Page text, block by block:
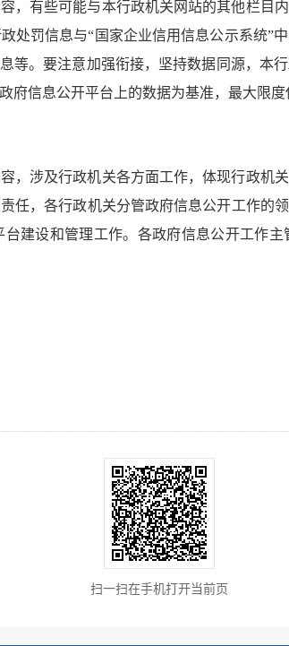
，有些可能与本行政机关网站的其他栏目
处罚信息与“国家企业信用信息公示系统”
等。要注意加强衔接，坚持数据同源，本
府信息公开平台上的数据为基准，最大限度
，涉及行政机关各方面工作，体现行政机
任，各行政机关分管政府信息公开工作的
建设和管理工作。各政府信息公开工作
扫一扫在手机打开当前页